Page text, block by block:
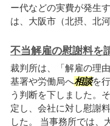
ー代などの実費が発生
は、大阪市（北摂、北
不当解雇の慰謝料を
裁判所は、「解雇の理
基署や労働局へ相談を
う判断を下しました。
定し、会社に対し慰謝
した。 当事務所では、